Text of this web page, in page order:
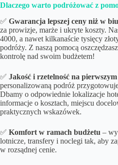
Dlaczego warto podróżować z
✅ Gwarancja lepszej ceny niż w
za prowizje, marże i ukryte koszty.
4000, a nawet kilkanaście tysięcy
podróży. Z naszą pomocą
kontrolę nad swoim budżetem!
✅ Jakość i rzetelność na
personalizowaną podróż
Dbamy o odpowiednie lokalizacje
informacje o kosztach, miejscu
praktycznych wskazówek.
✅ Komfort w ramach budżetu –
lotnicze, transfery i noclegi tak, aby
w rozsądnej cenie.